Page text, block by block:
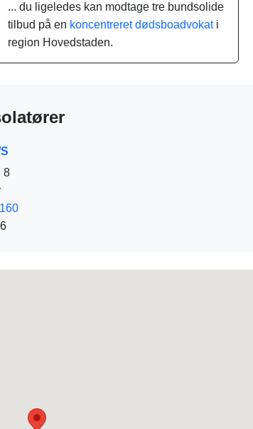
... du ligeledes kan modtage tre bundsolide
tilbud på en koncentreret dødsboadvokati
region Hovedstaden.
8